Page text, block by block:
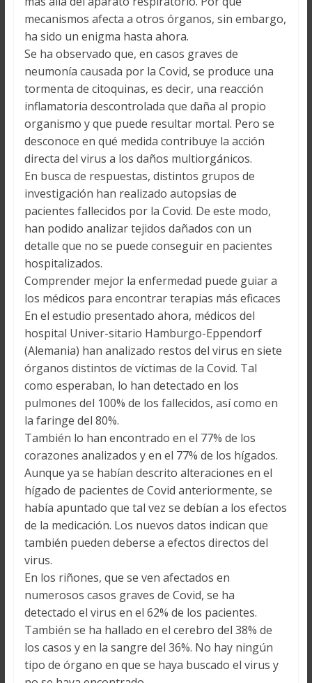
mecanismos afecta a otros órganos, sin embargo,
ha sido un enigma hasta ahora.
Se ha observado que, en casos graves de
neumonía causada por la Covid, se produce una
tormenta de citoquinas, es decir, una reacción
inflamatoria descontrolada que daña al propio
organismo y que puede resultar mortal. Pero se
desconoce en qué medida contribuye la acción
directa del virus a los daños multiorgánicos.
En busca de respuestas, distintos grupos de
investigación han realizado autopsias de
pacientes fallecidos por la Covid. De este modo,
han podido analizar tejidos dañados con un
detalle que no se puede conseguir en pacientes
hospitalizados.
Comprender mejor la enfermedad puede guiar a
los médicos para encontrar terapias más eficaces
En el estudio presentado ahora, médicos del
hospital Univer-sitario Hamburgo-Eppendorf
(Alemania) han analizado restos del virus en siete
órganos distintos de víctimas de la Covid. Tal
como esperaban, lo han detectado en los
pulmones del 100% de los fallecidos, así como en
la faringe del 80%.
También lo han encontrado en el 77% de los
corazones analizados y en el 77% de los hígados.
Aunque ya se habían descrito alteraciones en el
hígado de pacientes de Covid anteriormente, se
había apuntado que tal vez se debían a los efectos
de la medicación. Los nuevos datos indican que
también pueden deberse a efectos directos del
virus.
En los riñones, que se ven afectados en
numerosos casos graves de Covid, se ha
detectado el virus en el 62% de los pacientes.
También se ha hallado en el cerebro del 38% de
los casos y en la sangre del 36%. No hay ningún
tipo de órgano en que se haya buscado el virus y